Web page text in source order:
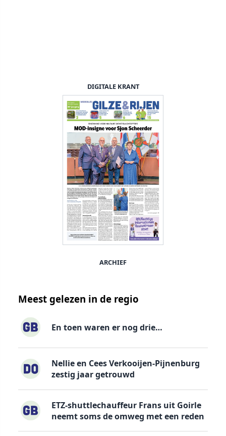
DIGITALE KRANT
ARCHIEF
Meest gelezen in de regio
En toen waren er nog drie…
Nellie en Cees Verkooijen-Pijnenburg
zestig jaar getrouwd
ETZ-shuttlechauffeur Frans uit Goirle
neemt soms de omweg met een reden